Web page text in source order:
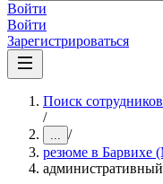
Войти
Войти
Зарегистрироваться
Поиск
/
... /
резюме в Барвихе